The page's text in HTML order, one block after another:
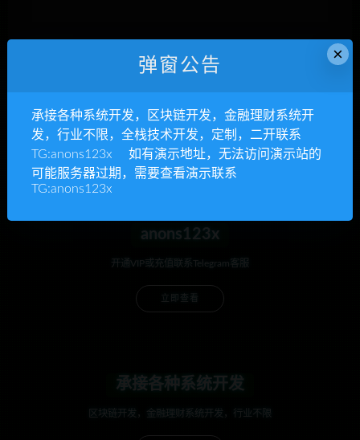
下次发表评论时，请在此浏览器中保存我的姓名、电子
邮件和网站
anons123x
开通VIP或充值联系Telegram客服
立即查看
承接各种系统开发
区块链开发，金融理财系统开发，行业不限
×
弹窗公告
承接各种系统开发，区块链开发，金融理财系统开
发，行业不限，全栈技术开发，定制，二开联系
TG:anons123x 如有演示地址，无法访问演示站的
可能服务器过期，需要查看演示联系
TG:anons123x